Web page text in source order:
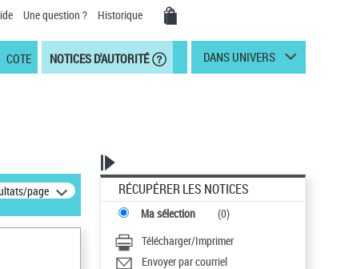
Une question ? Historique
COTE NOTICES D'AUTORITÉ DANS UNIVERS
page RÉCUPÉRER LES NOTICES
Ma sélection (0)
Télécharger/Imprimer
Envoyer par courriel